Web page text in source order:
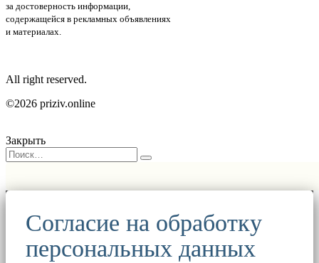
за достоверность информации,
содержащейся в рекламных объявлениях
и материалах.
All right reserved.
©2026 priziv.online
Закрыть
Согласие на обработку
персональных данных